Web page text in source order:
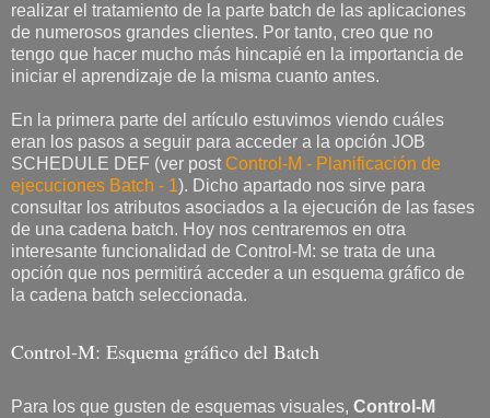
realizar el tratamiento de la parte batch de las aplicaciones
de numerosos grandes clientes. Por tanto, creo que no
tengo que hacer mucho más hincapié en la importancia de
iniciar el aprendizaje de la misma cuanto antes.
En la primera parte del artículo estuvimos viendo cuáles
eran los pasos a seguir para acceder a la opción JOB
SCHEDULE DEF (ver post Control-M - Planificación de
ejecuciones Batch - 1). Dicho apartado nos sirve para
consultar los atributos asociados a la ejecución de las fases
de una cadena batch. Hoy nos centraremos en otra
interesante funcionalidad de Control-M: se trata de una
opción que nos permitirá acceder a un esquema gráfico de
la cadena batch seleccionada.
Control-M: Esquema gráfico del Batch
Para los que gusten de esquemas visuales, Control-M